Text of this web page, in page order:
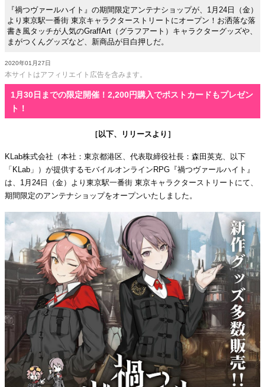
『禍つヴァールハイト』の期間限定アンテナショップが、1月24日（金）
より東京駅一番街 東京キャラクターストリートにオープン！お洒落な落
書き風タッチが人気のGraffArt（グラフアート）キャラクターグッズや、
まがつくんグッズなど、新商品が目白押しだ。
2020年01月27日
本サイトはアフィリエイト広告を含みます。
1月30日までの限定開催！2,200円購入でポストカードもプレゼン
ト！
［以下、リリースより］
KLab株式会社（本社：東京都港区、代表取締役社長：森田英克、以下
「KLab」）が提供するモバイルオンラインRPG『禍つヴァールハイト』
は、1月24日（金）より東京駅一番街 東京キャラクターストリートにて、
期間限定のアンテナショップをオープンいたしました。